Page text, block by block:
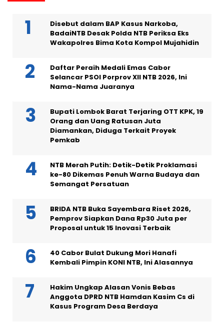
Disebut dalam BAP Kasus Narkoba,
BadaiNTB Desak Polda NTB Periksa Eks
Wakapolres Bima Kota Kompol Mujahidin
Daftar Peraih Medali Emas Cabor
Selancar PSOI Porprov XII NTB 2026, Ini
Nama-Nama Juaranya
Bupati Lombok Barat Terjaring OTT KPK, 19
Orang dan Uang Ratusan Juta
Diamankan, Diduga Terkait Proyek
Pemkab
NTB Merah Putih: Detik-Detik Proklamasi
ke-80 Dikemas Penuh Warna Budaya dan
Semangat Persatuan
BRIDA NTB Buka Sayembara Riset 2026,
Pemprov Siapkan Dana Rp30 Juta per
Proposal untuk 15 Inovasi Terbaik
40 Cabor Bulat Dukung Mori Hanafi
Kembali Pimpin KONI NTB, Ini Alasannya
Hakim Ungkap Alasan Vonis Bebas
Anggota DPRD NTB Hamdan Kasim Cs di
Kasus Program Desa Berdaya